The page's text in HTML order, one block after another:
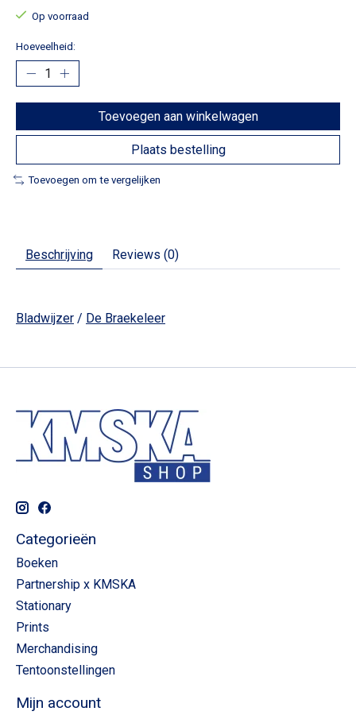
Op voorraad
Hoeveelheid:
Toevoegen aan winkelwagen
Plaats bestelling
Toevoegen om te vergelijken
Beschrijving Reviews (0)
Bladwijzer / De Braekeleer
Categorieën
Boeken
Partnership x KMSKA
Stationary
Prints
Merchandising
Tentoonstellingen
Mijn account